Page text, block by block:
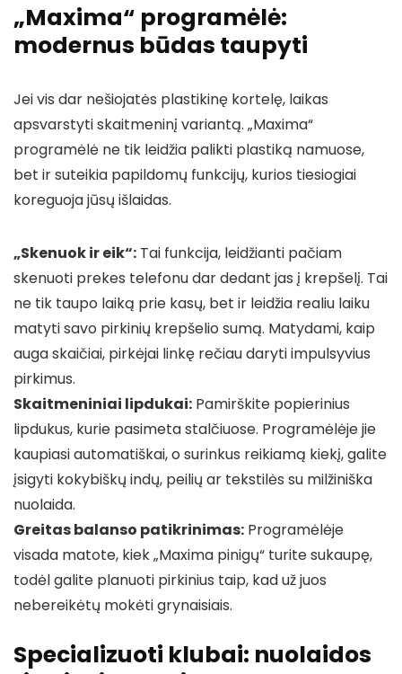
„Maxima“ programėlė:
modernus būdas taupyti
Jei vis dar nešiojatės plastikinę kortelę, laikas
apsvarstyti skaitmeninį variantą. „Maxima“
programėlė ne tik leidžia palikti plastiką namuose,
bet ir suteikia papildomų funkcijų, kurios tiesiogiai
koreguoja jūsų išlaidas.
„Skenuok ir eik“: Tai funkcija, leidžianti pačiam
skenuoti prekes telefonu dar dedant jas į krepšelį. Tai
ne tik taupo laiką prie kasų, bet ir leidžia realiu laiku
matyti savo pirkinių krepšelio sumą. Matydami, kaip
auga skaičiai, pirkėjai linkę rečiau daryti impulsyvius
pirkimus.
Skaitmeniniai lipdukai: Pamirškite popierinius
lipdukus, kurie pasimeta stalčiuose. Programėlėje jie
kaupiasi automatiškai, o surinkus reikiamą kiekį, galite
įsigyti kokybiškų indų, peilių ar tekstilės su milžiniška
nuolaida.
Greitas balanso patikrinimas: Programėlėje
visada matote, kiek „Maxima pinigų“ turite sukaupę,
todėl galite planuoti pirkinius taip, kad už juos
nebereikėtų mokėti grynaisiais.
Specializuoti klubai: nuolaidos